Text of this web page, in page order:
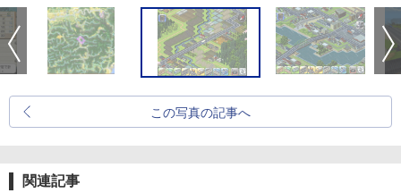
この写真の記事へ
関連記事